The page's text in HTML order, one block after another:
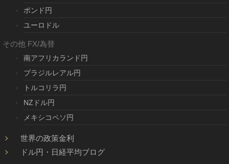
ポンド円
ユーロドル
その他 FX/為替
南アフリカランド円
ブラジルレアル円
トルコリラ円
NZドル円
メキシコペソ円
世界の政策金利
ドル円・日経平均ブログ